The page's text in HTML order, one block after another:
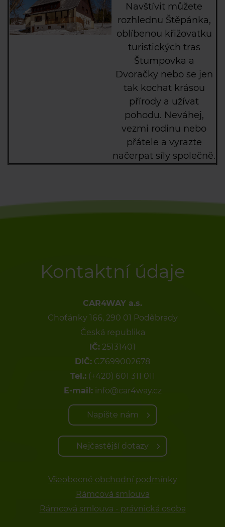
Navštívit můžete
rozhlednu Štěpánka,
oblíbenou křižovatku
turistických tras
Štumpovka a
Dvoračkynebo se jen
tak kochat krásou
přírody a užívat
pohodu. Neváhej,
vezmi rodinu nebo
přátele a vyrazte
načerpat síly společně.
Kontaktní údaje
CAR4WAY a.s.
Choťánky 166, 290 01 Poděbrady
Česká republika
IČ: 25131401
DIČ: CZ699002678
Tel.: (+420) 601 311 011
E-mail: info@car4way.cz
Napište nám
Nejčastější dotazy
Všeobecné obchodní podmínky
Rámcová smlouva
Rámcová smlouva - právnická osoba